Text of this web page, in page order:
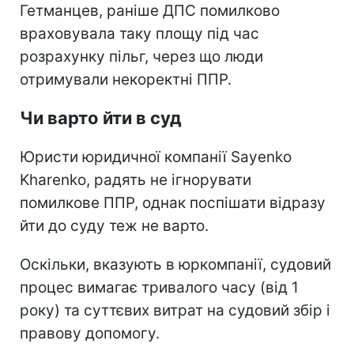
Гетманцев, раніше ДПС помилково
враховувала таку площу під час
розрахунку пільг, через що люди
отримували некоректні ППР.
Чи варто йти в суд
Юристи юридичної компанії Sayenko
Kharenko, радять не ігнорувати
помилкове ППР, однак поспішати відразу
йти до суду теж не варто.
Оскільки, вказують в юркомпанії, судовий
процес вимагає тривалого часу (від 1
року) та суттєвих витрат на судовий збір і
правову допомогу.